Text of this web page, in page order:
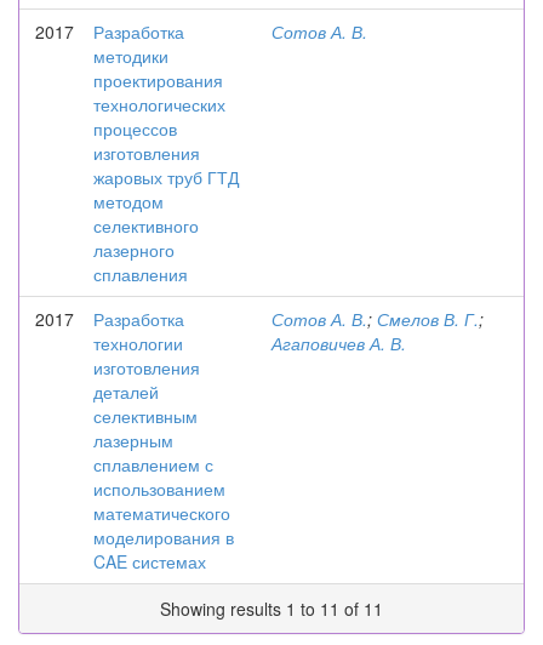
2017
Разработка
методики
проектирования
технологических
процессов
изготовления
жаровых труб ГТД
методом
селективного
лазерного
сплавления
Сотов А. В.
2017
Разработка
технологии
изготовления
деталей
селективным
лазерным
сплавлением с
использованием
математического
моделирования в
CAE системах
Сотов А. В.; Смелов В. Г.;
Агаповичев А. В.
Showing results 1 to 11 of 11